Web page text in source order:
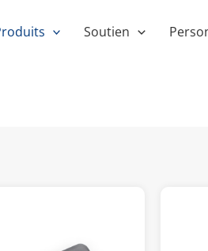
Soutien